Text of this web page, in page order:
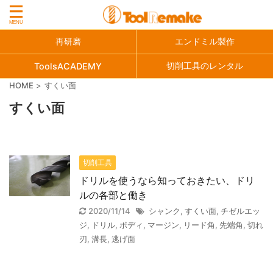
再研磨 エンドミル製作
ToolsACADEMY 切削工具のレンタル
HOME > すくい面
すくい面
切削工具
ドリルを使うなら知っておきたい、ドリ
ルの各部と働き
2020/11/14 シャンク すくい面 チゼルエッ
ジ
ドリル ボディ マージン リード角 先端角 切れ
刃 溝長 逃げ面